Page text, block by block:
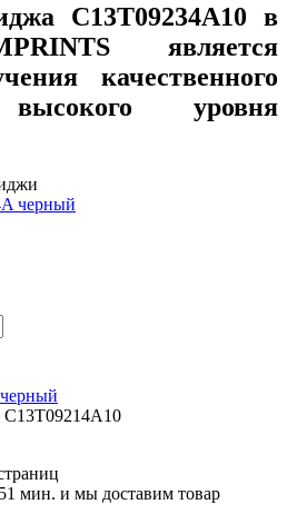
C13T09234A10 в
является
качественного
уровня
C13T09214A10
мин. и мы доставим товар